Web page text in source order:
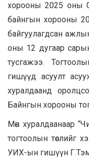
хорооны 2025 оны
байнгын хорооны
байгуулагдсан
оны 12 дугаар сарын
тусгажээ.
гишүүд асуулт
хуралдаанд
Байнгын хорооны
Мөн хуралдаанаар
тогтоолын төслийг
УИХ-ын гишүүн